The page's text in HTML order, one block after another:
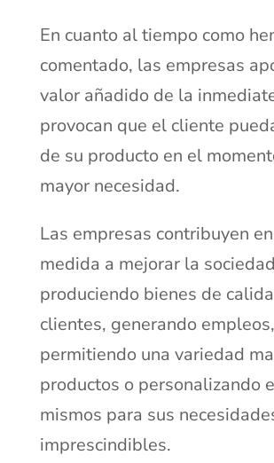
En cuanto al tiempo como
comentado, las empresas
valor añadido de la
provocan que el cliente
de su producto en el
mayor necesidad.
Las empresas contribuyen
medida a mejorar la sociedad
produciendo bienes de
clientes, generando empleos,
permitiendo una variedad
productos o personalizando
mismos para sus
imprescindibles.